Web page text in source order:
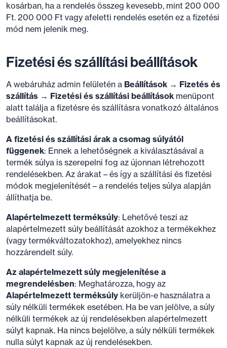
kosárban, ha a rendelés összeg kevesebb, mint 200 000
Ft. 200 000 Ft vagy afeletti rendelés esetén ez a fizetési
mód nem jelenik meg.
Fizetési és szállítási beállítások
A webáruház admin felületén a Beállítások → Fizetés és
szállítás → Fizetési és szállítási beállítások menüpont
alatt találja a fizetésre és szállításra vonatkozó általános
beállításokat.
A fizetési és szállítási árak a csomag súlyától
függenek: Ennek a lehetőségnek a kiválasztásával a
termék súlya is szerepelni fog az újonnan létrehozott
rendelésekben. Az árakat – és így a szállítási és fizetési
módok megjelenítését – a rendelés teljes súlya alapján
állíthatja be.
Alapértelmezett terméksúly: Lehetővé teszi az
alapértelmezett súly beállítását azokhoz a termékekhez
(vagy termékváltozatokhoz), amelyekhez nincs
hozzárendelt súly.
Az alapértelmezett súly megjelenítése a
megrendelésben: Meghatározza, hogy az
Alapértelmezett terméksúly kerüljön-e használatra a
súly nélküli termékek esetében. Ha be van jelölve, a súly
nélküli termékek az új rendelésekben alapértelmezett
súlyt kapnak. Ha nincs bejelölve, a súly nélküli termékek
nulla súlyt kapnak az új rendelésekben.